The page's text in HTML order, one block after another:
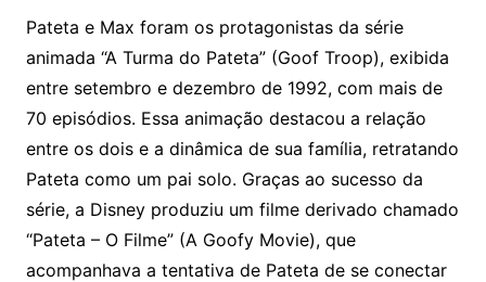
Pateta e Max foram os protagonistas da série
animada “A Turma do Pateta” (Goof Troop), exibida
entre setembro e dezembro de 1992, com mais de
70 episódios. Essa animação destacou a relação
entre os dois e a dinâmica de sua família, retratando
Pateta como um pai solo. Graças ao sucesso da
série, a Disney produziu um filme derivado chamado
“Pateta – O Filme” (A Goofy Movie), que
acompanhava a tentativa de Pateta de se conectar